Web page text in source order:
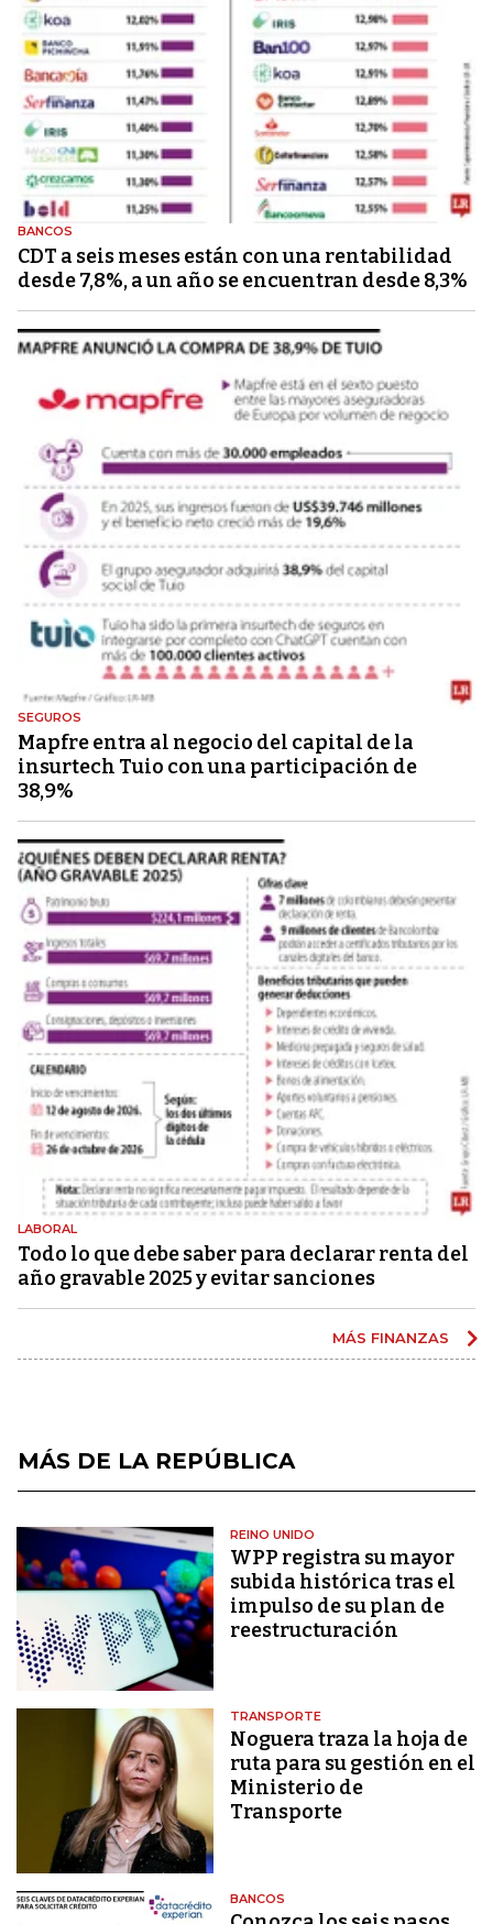
BANCOS
CDT a seis meses están con una rentabilidad
desde 7,8%, a un año se encuentran desde 8,3%
SEGUROS
Mapfre entra al negocio del capital de la
insurtech Tuio con una participación de
38,9%
LABORAL
Todo lo que debe saber para declarar renta del
año gravable 2025 y evitar sanciones
MÁS FINANZAS
MÁS DE LA REPÚBLICA
REINO UNIDO
WPP registra su mayor
subida histórica tras el
impulso de su plan de
reestructuración
TRANSPORTE
Noguera traza la hoja de
ruta para su gestión en el
Ministerio de
Transporte
BANCOS